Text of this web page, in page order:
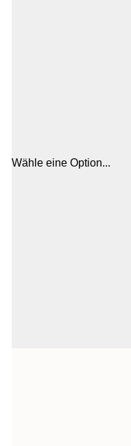
Wähle eine Option...